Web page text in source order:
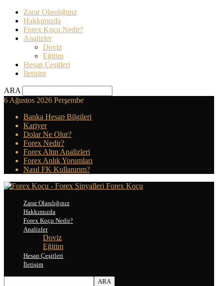
Zarar Olasılığınız
Hakkımızda
Forex Koçu Nedir?
Analizler
Doviz
Eğitim
Hesap Çeşitleri
İletişim
ARA
6 Ağustos 2026 Perşembe
Banka Hesap Bilgileri
Kariyer
Dolar Ne Olur?
Forex Nedir?
Forex Altın Analizleri
Forex Anlık Yorumları
Nasıl FK Kullanırım?
Forex Koçu
Zarar Olasılığınız
Hakkımızda
Forex Koçu Nedir?
Analizler
Doviz
Eğitim
Hesap Çeşitleri
İletişim